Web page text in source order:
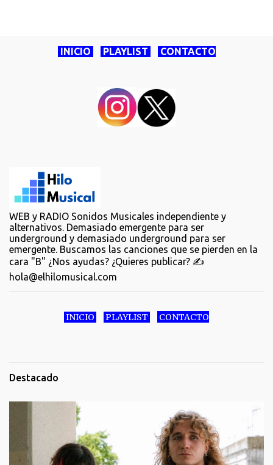
INICIO PLAYLIST CONTACTO
WEB y RADIO Sonidos Musicales independiente y
alternativos. Demasiado emergente para ser
underground y demasiado underground para ser
emergente. Buscamos las canciones que se pierden en la
cara "B" ¿Nos ayudas? ¿Quieres publicar? ✍️
hola@elhilomusical.com
INICIO PLAYLIST CONTACTO
Destacado